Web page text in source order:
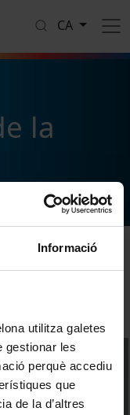
Informació
utilitza galetes
gestionar les
perquè accediu
que
de la d’altres
CA
la